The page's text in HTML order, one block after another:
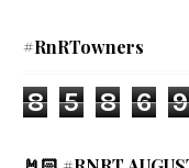
#RnRTowners
8 5 8 6 9